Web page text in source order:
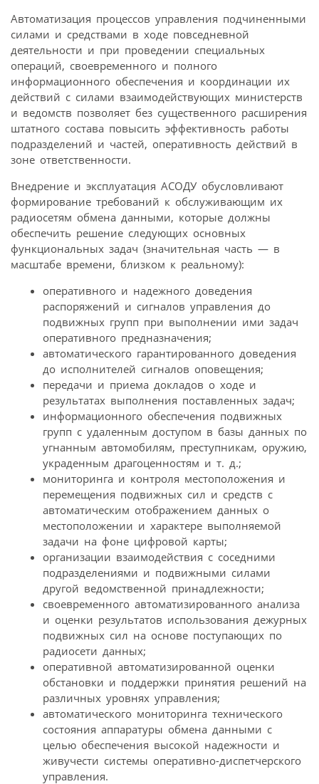
Автоматизация процессов управления подчиненными
силами и средствами в ходе повседневной
деятельности и при проведении специальных
операций, своевременного и полного
информационного обеспечения и координации их
действий с силами взаимодействующих министерств
и ведомств позволяет без существенного расширения
штатного состава повысить эффективность работы
подразделений и частей, оперативность действий в
зоне ответственности.
Внедрение и эксплуатация АСОДУ обусловливают
формирование требований к обслуживающим их
радиосетям обмена данными, которые должны
обеспечить решение следующих основных
функциональных задач (значительная часть — в
масштабе времени, близком к реальному):
оперативного и надежного доведения
распоряжений и сигналов управления до
подвижных групп при выполнении ими задач
оперативного предназначения;
автоматического гарантированного доведения
до исполнителей сигналов оповещения;
передачи и приема докладов о ходе и
результатах выполнения поставленных задач;
информационного обеспечения подвижных
групп с удаленным доступом в базы данных по
угнанным автомобилям, преступникам, оружию,
украденным драгоценностям и т. д.;
мониторинга и контроля местоположения и
перемещения подвижных сил и средств с
автоматическим отображением данных о
местоположении и характере выполняемой
задачи на фоне цифровой карты;
организации взаимодействия с соседними
подразделениями и подвижными силами
другой ведомственной принадлежности;
своевременного автоматизированного анализа
и оценки результатов использования дежурных
подвижных сил на основе поступающих по
радиосети данных;
оперативной автоматизированной оценки
обстановки и поддержки принятия решений на
различных уровнях управления;
автоматического мониторинга технического
состояния аппаратуры обмена данными с
целью обеспечения высокой надежности и
живучести системы оперативно-диспетчерского
управления.